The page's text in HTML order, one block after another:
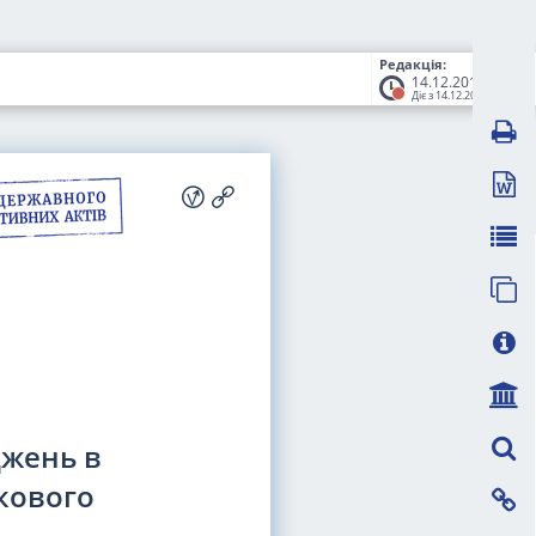
Редакція:
14.12.2017
Діє з 14.12.2017
в